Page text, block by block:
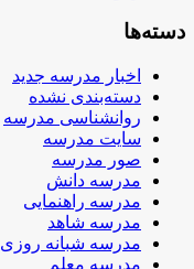
دسته‌ها
اخبار مدرسه جدید
دسته‌بندی نشده
روانشناسی مدرسه
سایت مدرسه
صور مدرسه
مدرسه دانش
مدرسه راهنمایی
مدرسه شاهد
مدرسه شبانه روزی
مدرسه معلم